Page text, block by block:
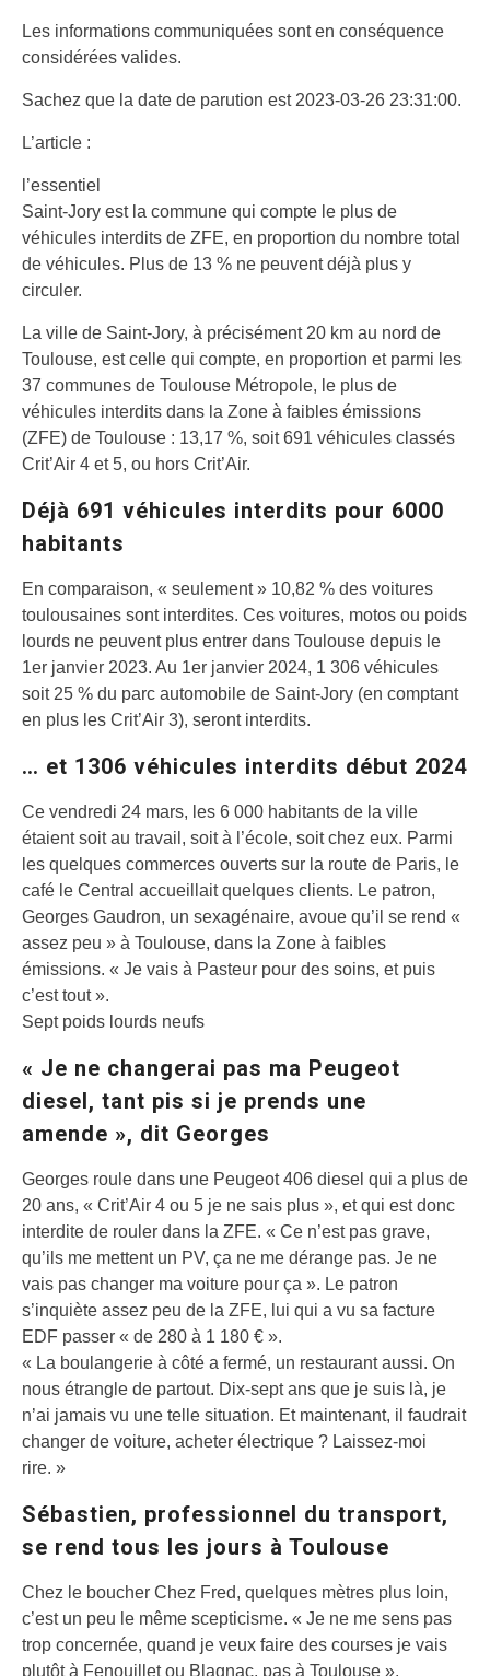
Les informations communiquées sont en conséquence
considérées valides.
Sachez que la date de parution est 2023-03-26 23:31:00.
L’article :
l’essentiel
Saint-Jory est la commune qui compte le plus de
véhicules interdits de ZFE, en proportion du nombre total
de véhicules. Plus de 13 % ne peuvent déjà plus y
circuler.
La ville de Saint-Jory, à précisément 20 km au nord de
Toulouse, est celle qui compte, en proportion et parmi les
37 communes de Toulouse Métropole, le plus de
véhicules interdits dans la Zone à faibles émissions
(ZFE) de Toulouse : 13,17 %, soit 691 véhicules classés
Crit’Air 4 et 5, ou hors Crit’Air.
Déjà 691 véhicules interdits pour 6000
habitants
En comparaison, « seulement » 10,82 % des voitures
toulousaines sont interdites. Ces voitures, motos ou poids
lourds ne peuvent plus entrer dans Toulouse depuis le
1er janvier 2023. Au 1er janvier 2024, 1 306 véhicules
soit 25 % du parc automobile de Saint-Jory (en comptant
en plus les Crit’Air 3), seront interdits.
… et 1306 véhicules interdits début 2024
Ce vendredi 24 mars, les 6 000 habitants de la ville
étaient soit au travail, soit à l’école, soit chez eux. Parmi
les quelques commerces ouverts sur la route de Paris, le
café le Central accueillait quelques clients. Le patron,
Georges Gaudron, un sexagénaire, avoue qu’il se rend «
assez peu » à Toulouse, dans la Zone à faibles
émissions. « Je vais à Pasteur pour des soins, et puis
c’est tout ».
Sept poids lourds neufs
« Je ne changerai pas ma Peugeot
diesel, tant pis si je prends une
amende », dit Georges
Georges roule dans une Peugeot 406 diesel qui a plus de
20 ans, « Crit’Air 4 ou 5 je ne sais plus », et qui est donc
interdite de rouler dans la ZFE. « Ce n’est pas grave,
qu’ils me mettent un PV, ça ne me dérange pas. Je ne
vais pas changer ma voiture pour ça ». Le patron
s’inquiète assez peu de la ZFE, lui qui a vu sa facture
EDF passer « de 280 à 1 180 € ».
« La boulangerie à côté a fermé, un restaurant aussi. On
nous étrangle de partout. Dix-sept ans que je suis là, je
n’ai jamais vu une telle situation. Et maintenant, il faudrait
changer de voiture, acheter électrique ? Laissez-moi
rire. »
Sébastien, professionnel du transport,
se rend tous les jours à Toulouse
Chez le boucher Chez Fred, quelques mètres plus loin,
c’est un peu le même scepticisme. « Je ne me sens pas
trop concernée, quand je veux faire des courses je vais
plutôt à Fenouillet ou Blagnac, pas à Toulouse »,